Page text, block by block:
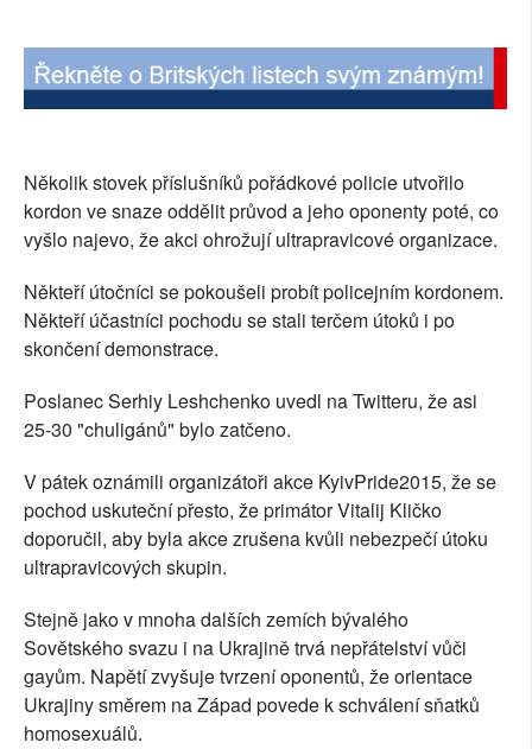
Několik stovek příslušníků pořádkové policie utvořilo
kordon ve snaze oddělit průvod a jeho oponenty poté, co
vyšlo najevo, že akci ohrožují ultrapravicové organizace.
Někteří útočníci se pokoušeli probít policejním kordonem.
Někteří účastníci pochodu se stali terčem útoků i po
skončení demonstrace.
Poslanec Serhiy Leshchenko uvedl na Twitteru, že asi
25-30 "chuligánů" bylo zatčeno.
V pátek oznámili organizátoři akce KyivPride2015, že se
pochod uskuteční přesto, že primátor Vitalij Kličko
doporučil, aby byla akce zrušena kvůli nebezpečí útoku
ultrapravicových skupin.
Stejně jako v mnoha dalších zemích bývalého
Sovětského svazu i na Ukrajině trvá nepřátelství vůči
gayům. Napětí zvyšuje tvrzení oponentů, že orientace
Ukrajiny směrem na Západ povede k schválení sňatků
homosexuálů.